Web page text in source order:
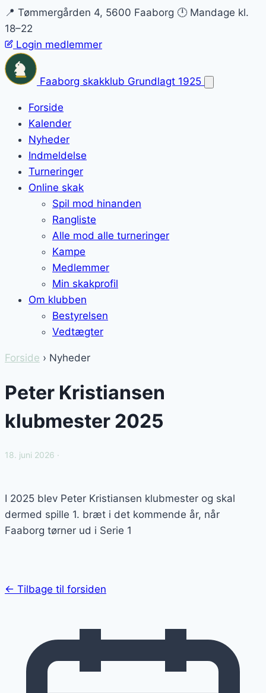
📍 Tømmergården 4, 5600 Faaborg 🕛 Mandage kl.
18–22
Login medlemmer
Faaborg skakklub Grundlagt 1925
Forside
Kalender
Nyheder
Indmeldelse
Turneringer
Online skak
Spil mod hinanden
Rangliste
Alle mod alle turneringer
Kampe
Medlemmer
Min skakprofil
Om klubben
Bestyrelsen
Vedtægter
Forside › Nyheder
Peter Kristiansen
klubmester 2025
18. juni 2026 ·
I 2025 blev Peter Kristiansen klubmester og skal
dermed spille 1. bræt i det kommende år, når
Faaborg tørner ud i Serie 1
← Tilbage til forsiden